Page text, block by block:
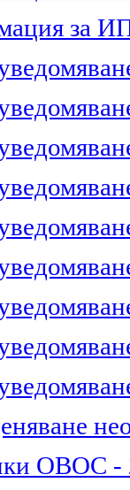
за
ОВОС -